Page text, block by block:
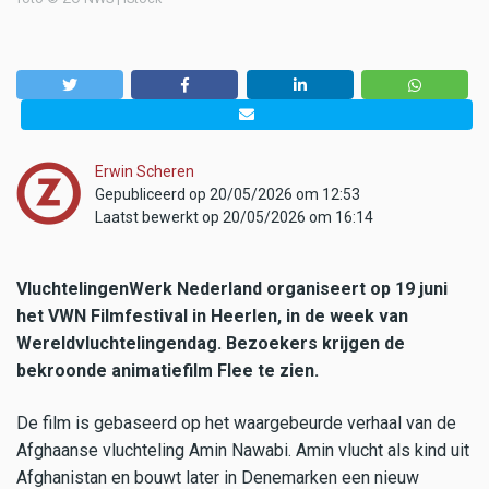
Erwin Scheren
Gepubliceerd op 20/05/2026 om 12:53
Laatst bewerkt op 20/05/2026 om 16:14
VluchtelingenWerk Nederland organiseert op 19 juni
het VWN Filmfestival in Heerlen, in de week van
Wereldvluchtelingendag. Bezoekers krijgen de
bekroonde animatiefilm Flee te zien.
De film is gebaseerd op het waargebeurde verhaal van de
Afghaanse vluchteling Amin Nawabi. Amin vlucht als kind uit
Afghanistan en bouwt later in Denemarken een nieuw